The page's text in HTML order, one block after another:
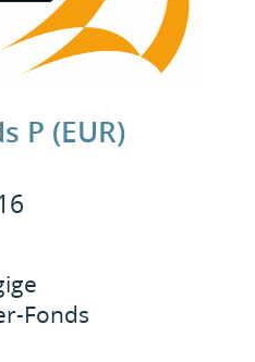
P (EUR)
Fonds